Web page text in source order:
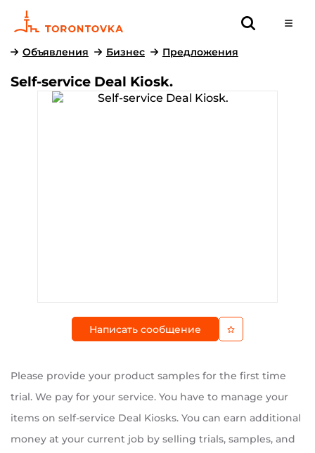
Объявления Бизнес Предложения
Self-service Deal Kiosk.
Написать сообщение
Please provide your product samples for the first time
trial. We pay for your service. You have to manage your
items on self-service Deal Kiosks. You can earn additional
money at your current job by selling trials, samples, and